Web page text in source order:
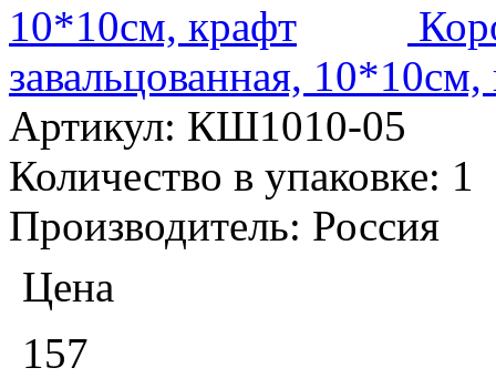
завальцованная, 10*10см,
Артикул: КШ1010-05
Количество в упаковке: 1
Производитель: Россия
Цена
157